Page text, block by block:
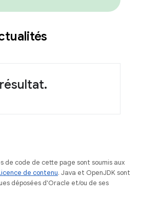
de code de cette page sont soumis aux
de contenu. Java et OpenJDK sont
déposées d'Oracle et/ou de ses